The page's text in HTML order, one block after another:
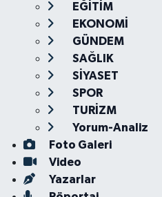
EĞİTİM
EKONOMİ
GÜNDEM
SAĞLIK
SİYASET
SPOR
TURİZM
Yorum-Analiz
Foto Galeri
Video
Yazarlar